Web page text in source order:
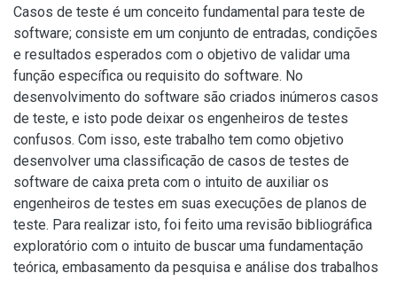
Casos de teste é um conceito fundamental para teste de
software; consiste em um conjunto de entradas, condições
e resultados esperados com o objetivo de validar uma
função específica ou requisito do software. No
desenvolvimento do software são criados inúmeros casos
de teste, e isto pode deixar os engenheiros de testes
confusos. Com isso, este trabalho tem como objetivo
desenvolver uma classificação de casos de testes de
software de caixa preta com o intuito de auxiliar os
engenheiros de testes em suas execuções de planos de
teste. Para realizar isto, foi feito uma revisão bibliográfica
exploratório com o intuito de buscar uma fundamentação
teórica, embasamento da pesquisa e análise dos trabalhos